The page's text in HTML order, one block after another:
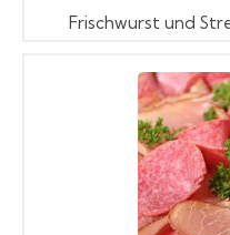
Frischwurst und